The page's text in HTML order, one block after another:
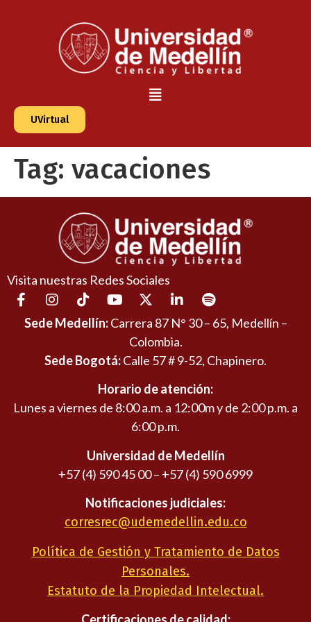
UVirtual
Tag: vacaciones
Visita nuestras Redes Sociales
Sede Medellín:Carrera 87 N° 30 – 65, Medellín –
Colombia.
Sede Bogotá:Calle 57 # 9-52, Chapinero.
Horario de atención:
Lunes a viernes de 8:00 a.m. a 12:00m y de 2:00 p.m. a
6:00 p.m.
Universidad de Medellín
+57 (4) 590 45 00 – +57 (4) 590 6999
Notificaciones judiciales:
corresrec@udemedellin.edu.co
Política de Gestión y Tratamiento de Datos
Personales.
Estatuto de la Propiedad Intelectual.